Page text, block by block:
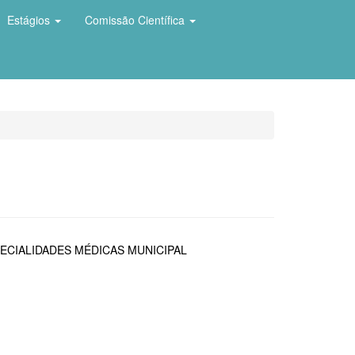
Estágios Comissão Científica
MÉDICAS MUNICIPAL